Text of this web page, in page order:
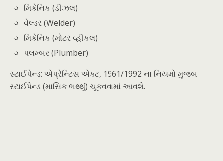
મિકેનિક (ડીઝલ)
વેલ્ડર (Welder)
મિકેનિક (મોટર વ્હીકલ)
પલમ્બર (Plumber)
સ્ટાઈપેન્ડ: એપ્રેન્ટિસ એક્ટ, 1961/1992 ના નિયમો મુજબ
સ્ટાઈપેન્ડ (માસિક ભથ્થું) ચૂકવવામાં આવશે.